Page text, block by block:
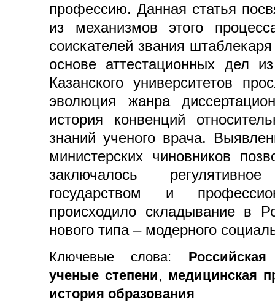
профессию. Данная статья
из механизмов этого
соискателей звания
основе аттестационных дел
Казанского университетов
эволюция жанра
история конвенций
знаний ученого врача.
министерских чиновников
заключалось
государством и
происходило складывание в
нового типа – модерного
Ключевые слова:
ученые степени, медицинская
история образования